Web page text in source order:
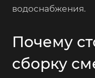
водоснабжения.
Почему
сборку